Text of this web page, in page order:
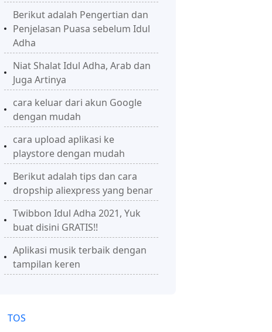
Berikut adalah Pengertian dan
Penjelasan Puasa sebelum Idul
Adha
Niat Shalat Idul Adha, Arab dan
Juga Artinya
cara keluar dari akun Google
dengan mudah
cara upload aplikasi ke
playstore dengan mudah
Berikut adalah tips dan cara
dropship aliexpress yang benar
Twibbon Idul Adha 2021, Yuk
buat disini GRATIS!!
Aplikasi musik terbaik dengan
tampilan keren
TOS